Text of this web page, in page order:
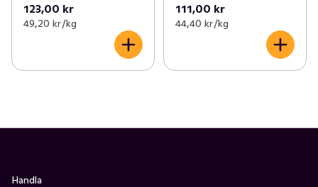
123,00 kr
49,20 kr /kg
111,00 kr
44,40 kr /kg
Handla